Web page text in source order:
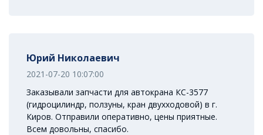
Юрий Николаевич
2021-07-20 10:07:00
Заказывали запчасти для автокрана КС-3577
(гидроцилиндр, ползуны, кран двухходовой) в г.
Киров. Отправили оперативно, цены приятные.
Всем довольны, спасибо.